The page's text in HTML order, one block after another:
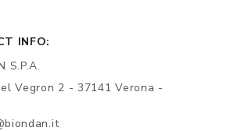
INFO:
S.P.A.
Vegron 2 - 37141 Verona -